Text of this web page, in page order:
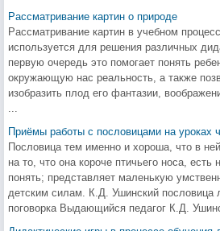
Рассматривание картин о природе
Рассматривание картин в учебном
используется для решения различных
первую очередь это помогает понять
окружающую нас реальность, а также
изобразить плод его фантазии,
...
Приёмы работы с пословицами на уроках
Пословица тем именно и хороша, что в
на то, что она короче птичьего носа, есть
понять; представляет маленькую
детским силам. К.Д. Ушинский пословица
поговорка Выдающийся педагог К.Д.